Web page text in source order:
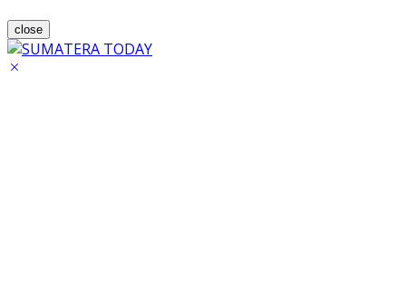
close